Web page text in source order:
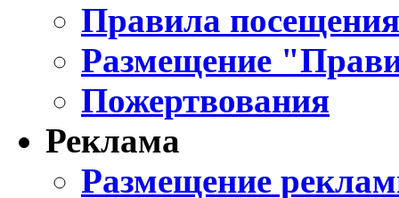
Правила
Размещение
Пожертвования
Реклама
Размещение